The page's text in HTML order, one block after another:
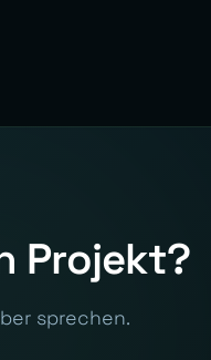
Projekt?
sprechen.